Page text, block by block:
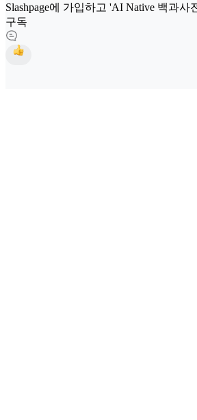
Slashpage에 가입하고 'AI Native 백과사
구독